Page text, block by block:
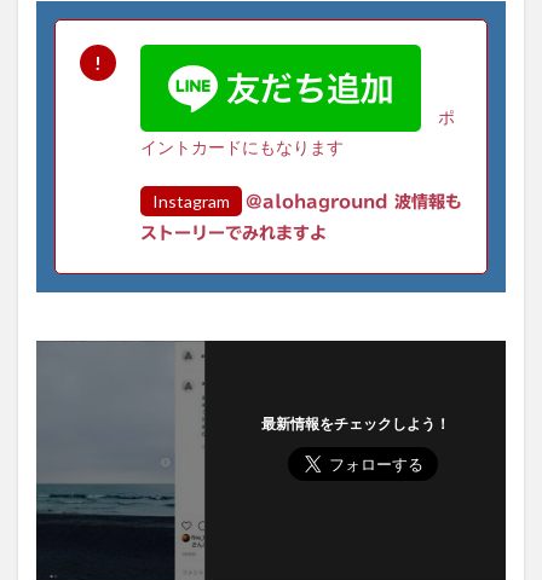
ポ
イントカードにもなります
Instagram
@alohaground 波情報も
ストーリーでみれますよ
最新情報をチェックしよう！